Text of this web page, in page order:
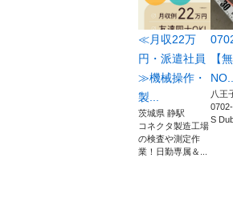
≪月収22万
円・派遣社員
≫機械操作・
製...
茨城県 静駅
コネクタ製造工場
の検査や測定作
業！日勤専属＆...
【
八王
S